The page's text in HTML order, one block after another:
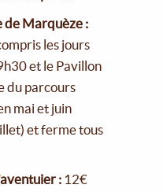
de Marquèze :
les jours
et le Pavillon
du parcours
mai et juin
et ferme tous
: 12€